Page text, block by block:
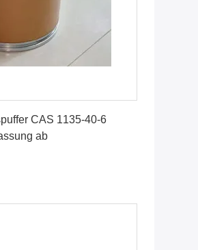
CAS 1135-40-6
ab